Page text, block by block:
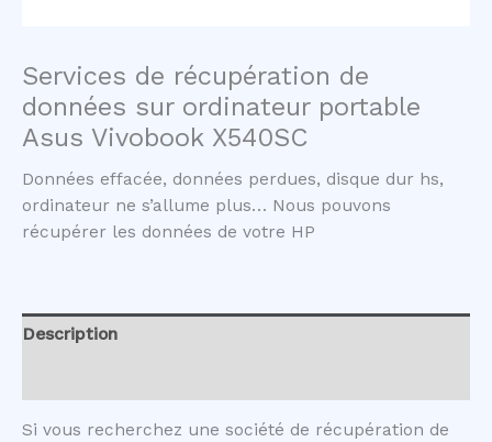
Services de récupération de
données sur ordinateur portable
Asus Vivobook X540SC
Données effacée, données perdues, disque dur hs,
ordinateur ne s’allume plus… Nous pouvons
récupérer les données de votre HP
Description
Si vous recherchez une société de récupération de